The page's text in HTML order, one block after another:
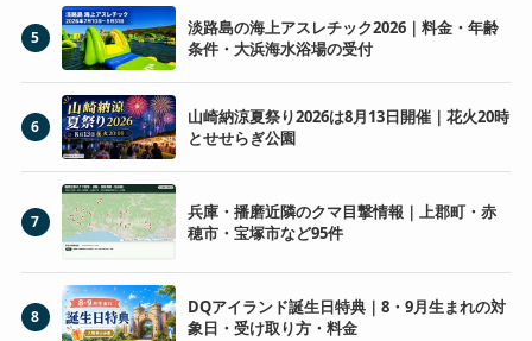
5
淡路島の海上アスレチック2026｜料金・年齢
条件・大浜海水浴場の受付
6
山崎納涼夏祭り2026は8月13日開催｜花火20時
とせせらぎ公園
7
兵庫・播磨近隣のクマ目撃情報｜上郡町・赤
穂市・宝塚市など95件
8
DQアイランド誕生日特典｜8・9月生まれの対
象日・受け取り方・料金